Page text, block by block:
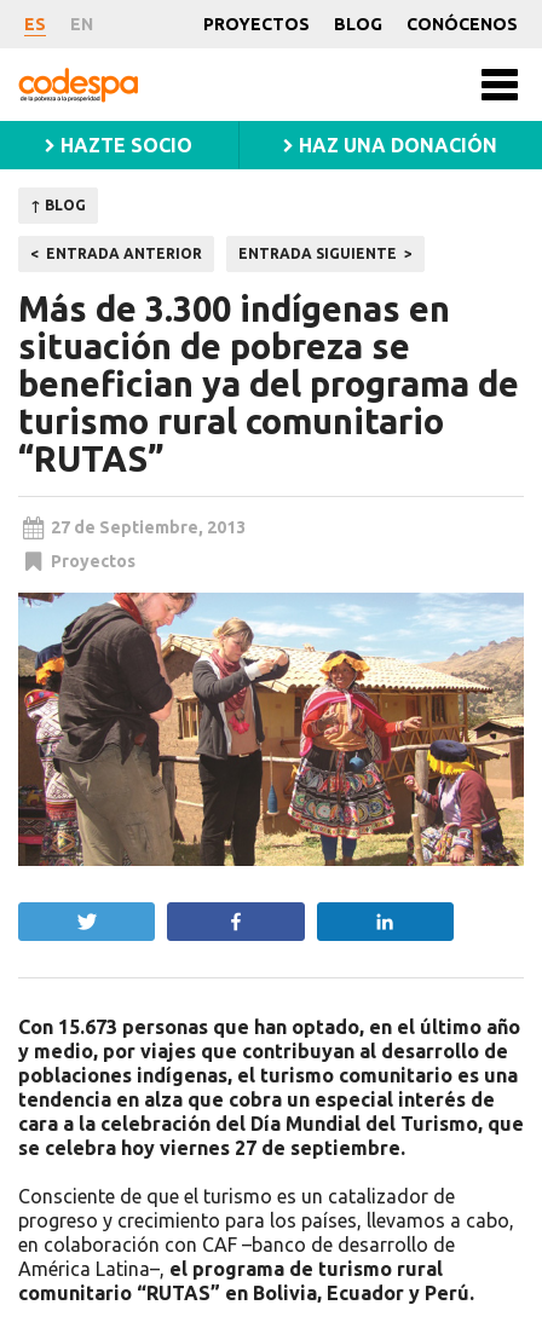
Noticia
ES EN PROYECTOS BLOG CONÓCENOS
CODESPA
HAZTE SOCIO HAZ UNA DONACIÓN
↑ BLOG
Navegación
de
entradas
ENTRADA ANTERIOR ENTRADA SIGUIENTE
Más de 3.300 indígenas en
situación de pobreza se
benefician ya del programa de
turismo rural comunitario
“RUTAS”
27 de Septiembre, 2013
Proyectos
Con 15.673 personas que han optado, en el último año
y medio, por viajes que contribuyan al desarrollo de
poblaciones indígenas, el turismo comunitario es una
tendencia en alza que cobra un especial interés de
cara a la celebración del Día Mundial del Turismo, que
se celebra hoy viernes 27 de septiembre.
Consciente de que el turismo es un catalizador de
progreso y crecimiento para los países, llevamos a cabo,
en colaboración con CAF –banco de desarrollo de
América Latina–, el programa de turismo rural
comunitario “RUTAS” en Bolivia, Ecuador y Perú.